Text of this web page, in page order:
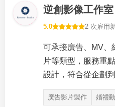
逆創影像工作室
5.0 2 次雇用
可承接廣告、MV、
片等類型，服務重
設計，符合從企劃
廣告影片製作 婚禮